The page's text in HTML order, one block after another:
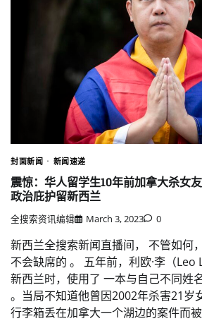
封面新闻 新闻速递
震惊：华人留学生10年前加拿大杀女
政治庇护留新西兰
全搜索资讯编辑 March 3, 2023 0
新西兰全搜索新闻直播间， 不管如何
不会缺席的 。 五年前，利欧·李（Leo
新西兰时，使用了 一本与自己不同姓
。当局不知道他曾因2002年杀害21岁
行李箱丢在加拿大一个湖边的案件而